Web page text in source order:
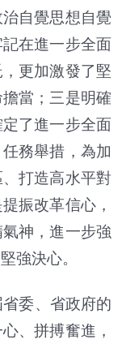
自覺思想自覺
在進一步全面
更加激發了堅
當；三是明確
了進一步全面
務舉措，為加
打造高水平對
振改革信心，
神，進一步強
強決心。
委、省政府的
、拼搏奮進，